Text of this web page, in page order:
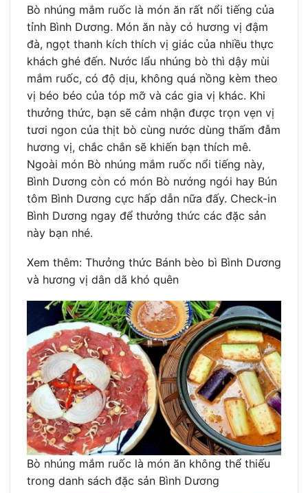
Bò nhúng mắm ruốc là món ăn rất nổi tiếng của
tỉnh Bình Dương. Món ăn này có hương vị đậm
đà, ngọt thanh kích thích vị giác của nhiều thực
khách ghé đến. Nước lẩu nhúng bò thì dậy mùi
mắm ruốc, có độ dịu, không quá nồng kèm theo
vị béo béo của tóp mỡ và các gia vị khác. Khi
thưởng thức, bạn sẽ cảm nhận được trọn vẹn vị
tươi ngon của thịt bò cùng nước dùng thấm đẫm
hương vị, chắc chắn sẽ khiến bạn thích mê.
Ngoài món Bò nhúng mắm ruốc nổi tiếng này,
Bình Dương còn có món Bò nướng ngói hay Bún
tôm Bình Dương cực hấp dẫn nữa đấy. Check-in
Bình Dương ngay để thưởng thức các đặc sản
này bạn nhé.
Xem thêm: Thưởng thức Bánh bèo bì Bình Dương
và hương vị dân dã khó quên
Bò nhúng mắm ruốc là món ăn không thể thiếu
trong danh sách đặc sản Bình Dương